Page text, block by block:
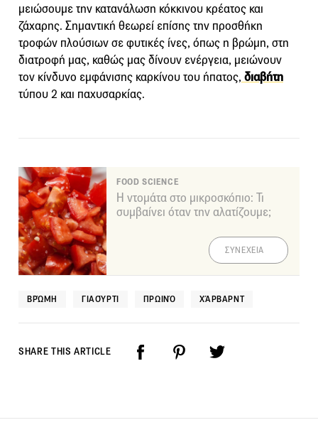
μειώσουμε την κατανάλωση κόκκινου κρέατος και
ζάχαρης. Σημαντική θεωρεί επίσης την προσθήκη
τροφών πλούσιων σε φυτικές ίνες, όπως η βρώμη, στη
διατροφή μας, καθώς μας δίνουν ενέργεια, μειώνουν
τον κίνδυνο εμφάνισης καρκίνου του ήπατος, διαβήτη
τύπου 2 και παχυσαρκίας.
FOOD SCIENCE
Η ντομάτα στο μικροσκόπιο: Τι
συμβαίνει όταν την αλατίζουμε;
ΣΥΝΕΧΕΙΑ
ΒΡΏΜΗ ΓΙΑΟΎΡΤΙ ΠΡΩΙΝΌ ΧΆΡΒΑΡΝΤ
SHARE THIS ARTICLE